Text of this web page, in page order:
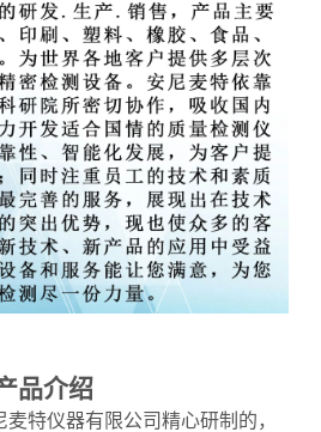
品介绍
麦特仪器有限公司精心研制的，